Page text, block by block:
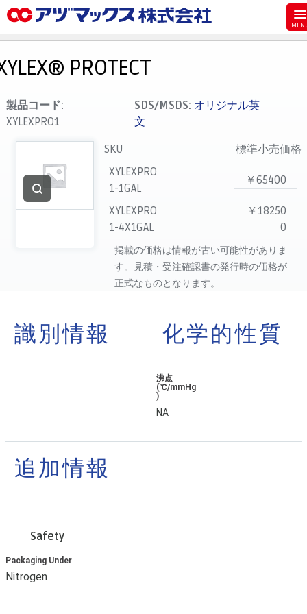
お気に入り
カート
マイアカウント
代理店一覧
支払い
PROTECT
製品コード:
XYLEXPRO1
SDS/MSDS: オリジナル英
文
SKU
標準小売価格
XYLEXPRO
1-1GAL
￥65400
XYLEXPRO
1-4X1GAL
￥18250
0
掲載の価格は情報が古い可能性がありま
す。見積・受注確認書の発行時の価格が
正式なものとなります。
識別情報 化学的性質
沸点
(℃/mmHg
)
NA
追加情報
Safety
Packaging Under
Nitrogen